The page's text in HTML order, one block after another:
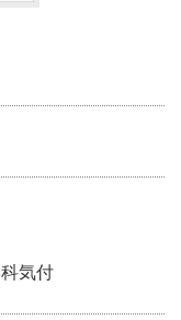
気付